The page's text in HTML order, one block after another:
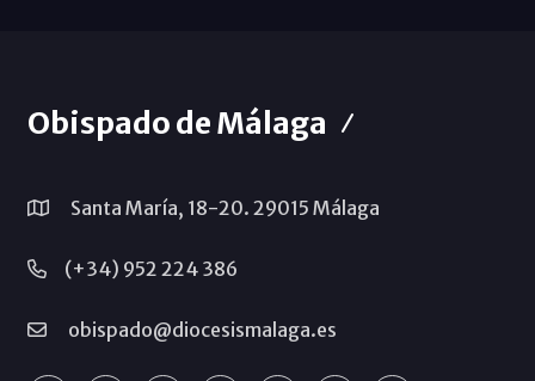
Obispado de Málaga
Santa María, 18-20. 29015 Málaga
(+34) 952 224 386
obispado@diocesismalaga.es